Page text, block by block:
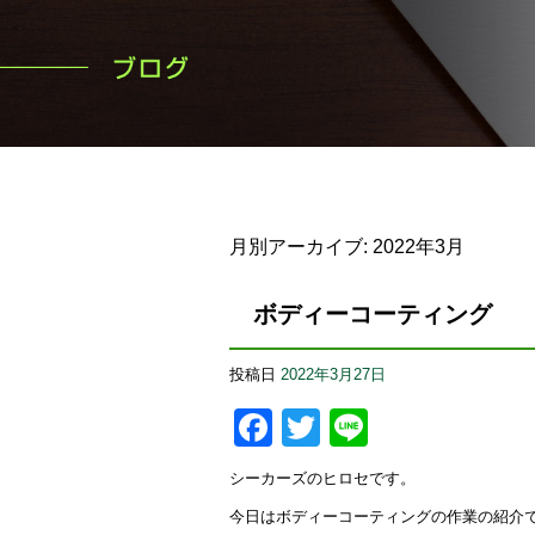
月別アーカイブ: 2022年3月
ボディーコーティング
投稿日 2022年3月27日
Facebook
Twitter
シーカーズのヒロセです。
今日はボディーコーティングの作業の紹介